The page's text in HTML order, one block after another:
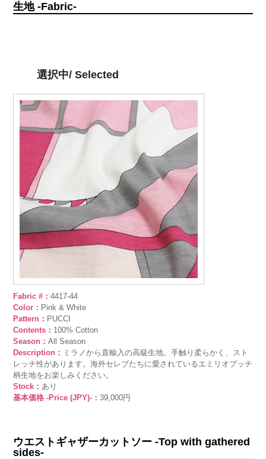
生地 -Fabric-
選択中/ Selected
Fabric #：4417-44
Color： Pink & White
Pattern： PUCCI
Contents： 100% Cotton
Season：All Season
Description： ミラノから直輸入の高級生地。手触り柔らかく、スト
レッチ性があります。海外セレブたちに愛されているエミリオプッチ
柄生地をお楽しみください。
Stock：あり
基本価格 -Price (JPY)-：39,000円
ウエストギャザーカットソー -Top with gathered
sides-